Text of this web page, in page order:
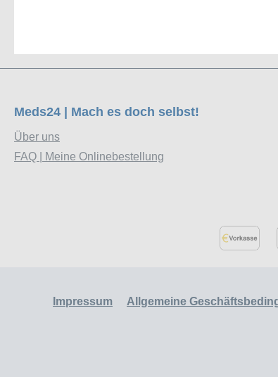
Meds24 | Mach es doch selbst!
Über uns
FAQ | Meine Onlinebestellung
Impressum Allgemeine